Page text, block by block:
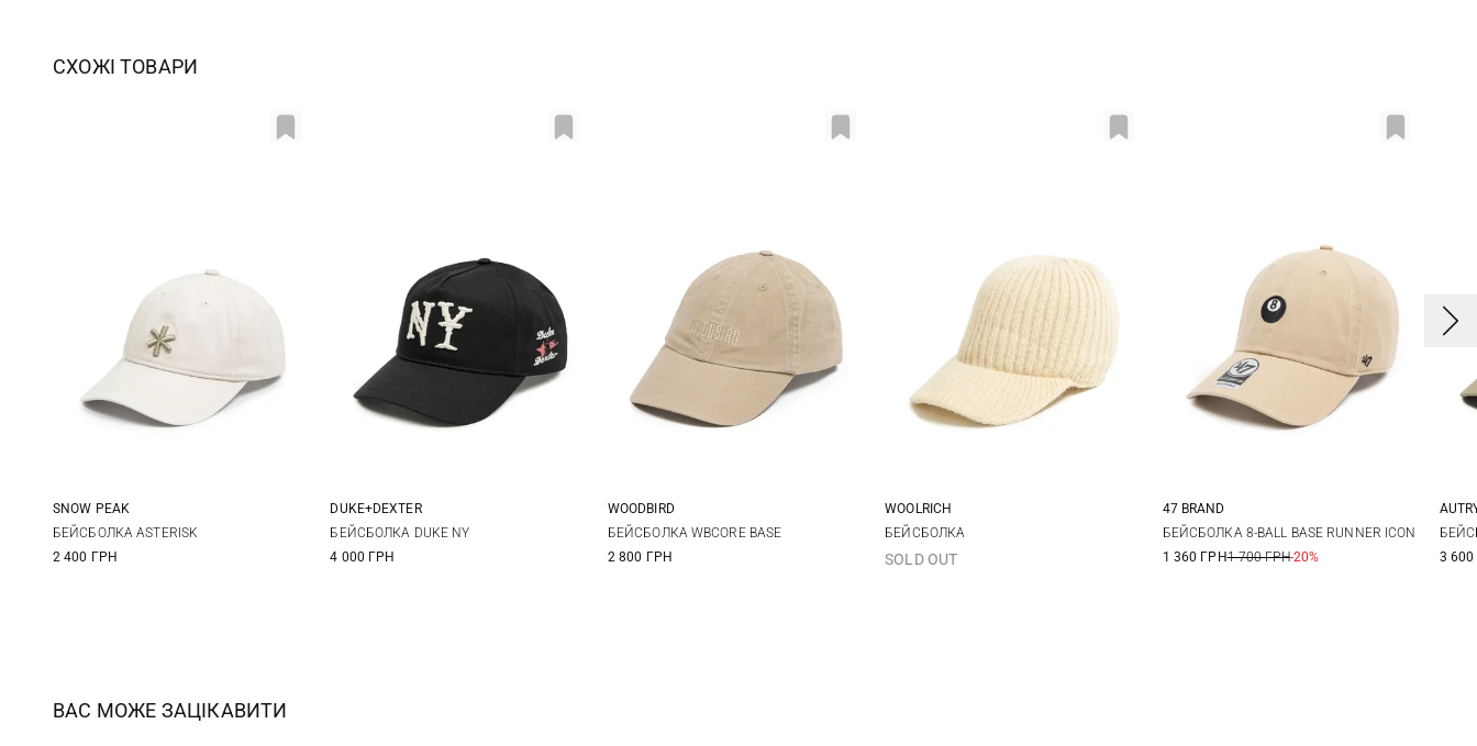
СХОЖІ ТОВАРИ
S M
SNOW PEAK
БЕЙСБОЛКА ASTERISK
2 400 ГРН
One size
DUKE+DEXTER
БЕЙСБОЛКА DUKE NY
4 000 ГРН
One size
WOODBIRD
БЕЙСБОЛКА WBCORE BASE
2 800 ГРН
S
WOOLRICH
БЕЙСБОЛКА
SOLD OUT
One size
47 BRAND
БЕЙСБОЛКА 8-BALL BASE RUNNER ICON
1 360 ГРН1 700 ГРН-20%
3
ВАС МОЖЕ ЗАЦІКАВИТИ